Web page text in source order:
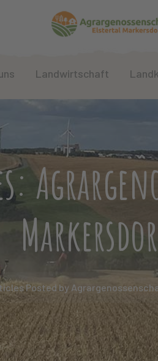
Landwirtschaft
Posted by